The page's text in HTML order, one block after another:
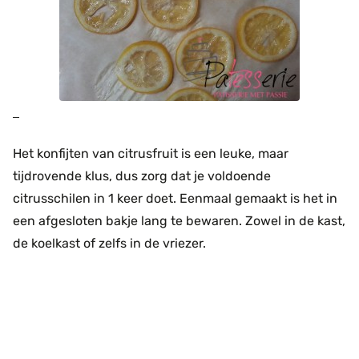
Het konfijten van citrusfruit is een leuke, maar
tijdrovende klus, dus zorg dat je voldoende
citrusschilen in 1 keer doet. Eenmaal gemaakt is het in
een afgesloten bakje lang te bewaren. Zowel in de kast,
de koelkast of zelfs in de vriezer.